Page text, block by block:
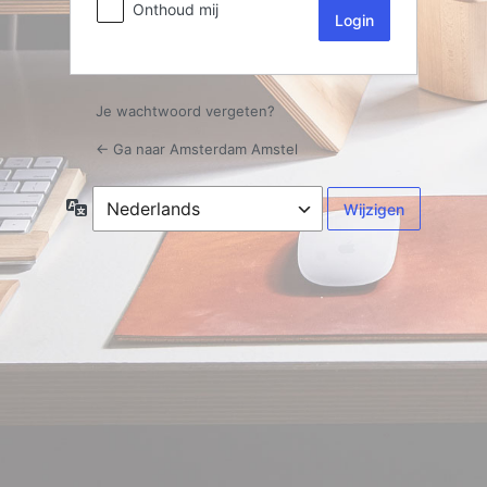
Onthoud mij
Je wachtwoord vergeten?
← Ga naar Amsterdam Amstel
Taal